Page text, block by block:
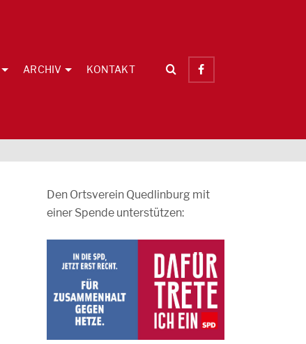
ARCHIV KONTAKT
Den Ortsverein Quedlinburg mit
einer Spende unterstützen: